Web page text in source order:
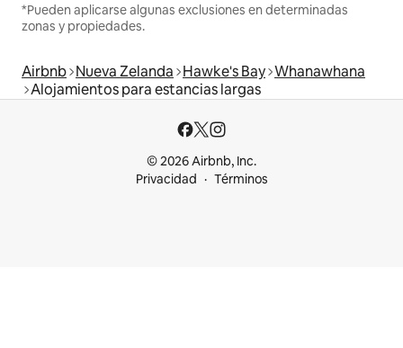
*Pueden aplicarse algunas exclusiones en determinadas
zonas y propiedades.
Airbnb Nueva Zelanda Hawke's Bay Whanawhana
Alojamientos para estancias largas
© 2026 Airbnb, Inc.
Privacidad
Términos